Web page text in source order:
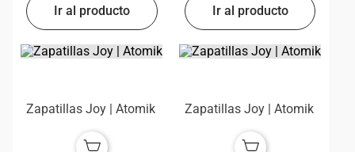
Zapatillas Joy | Atomik Zapatillas Joy | Atomik